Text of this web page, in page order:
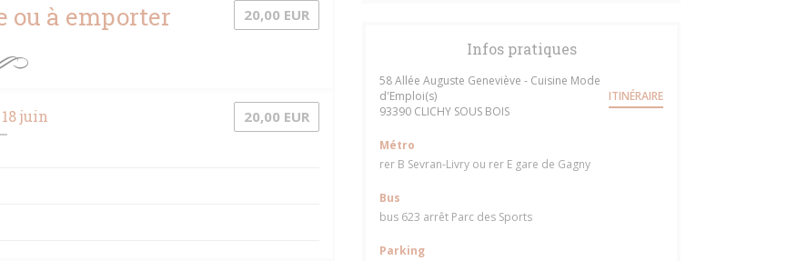
ou à emporter 20,00 EUR
juin 20,00 EUR
Infos pratiques
58 Allée Auguste Geneviève - Cuisine Mode
d'Emploi(s)
93390 CLICHY SOUS BOIS((ouvre une nouvelle fenêtre))
ITINÉRAIRE
Métro
rer B Sevran-Livry ou rer E gare de Gagny
Bus
bus 623 arrêt Parc des Sports
Parking